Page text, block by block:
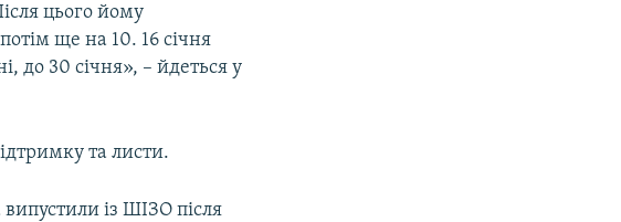
цього йому
ще на 10. 16 січня
до 30 січня», – йдеться у
та листи.
із ШІЗО після